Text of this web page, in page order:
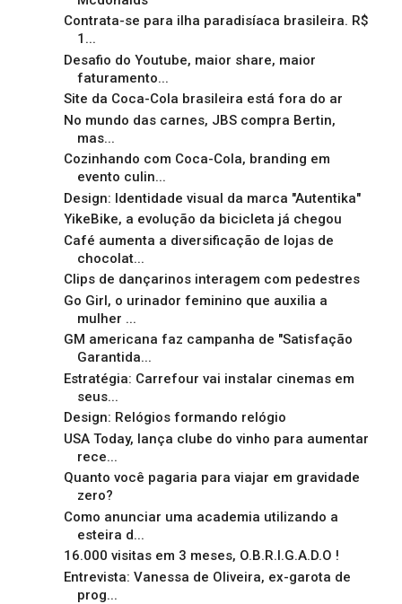
Contrata-se para ilha paradisíaca brasileira. R$
1...
Desafio do Youtube, maior share, maior
faturamento...
Site da Coca-Cola brasileira está fora do ar
No mundo das carnes, JBS compra Bertin,
mas...
Cozinhando com Coca-Cola, branding em
evento culin...
Design: Identidade visual da marca "Autentika"
YikeBike, a evolução da bicicleta já chegou
Café aumenta a diversificação de lojas de
chocolat...
Clips de dançarinos interagem com pedestres
Go Girl, o urinador feminino que auxilia a
mulher ...
GM americana faz campanha de "Satisfação
Garantida...
Estratégia: Carrefour vai instalar cinemas em
seus...
Design: Relógios formando relógio
USA Today, lança clube do vinho para aumentar
rece...
Quanto você pagaria para viajar em gravidade
zero?
Como anunciar uma academia utilizando a
esteira d...
16.000 visitas em 3 meses, O.B.R.I.G.A.D.O !
Entrevista: Vanessa de Oliveira, ex-garota de
prog...